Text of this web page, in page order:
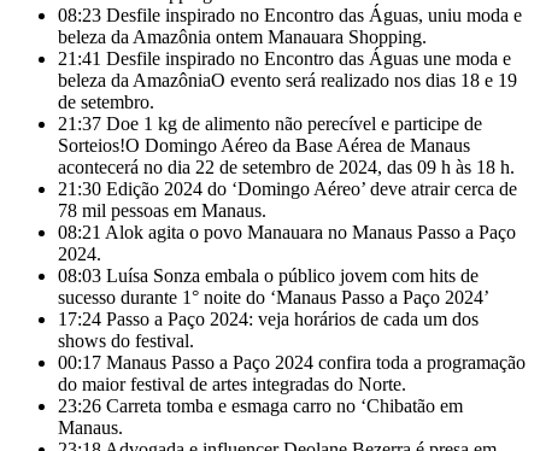
08:23 Desfile inspirado no Encontro das Águas, uniu moda e
beleza da Amazônia ontem Manauara Shopping.
21:41 Desfile inspirado no Encontro das Águas une moda e
beleza da AmazôniaO evento será realizado nos dias 18 e 19
de setembro.
21:37 Doe 1 kg de alimento não perecível e participe de
Sorteios!​O Domingo Aéreo da Base Aérea de Manaus
acontecerá no dia 22 de setembro de 2024, das 09 h às 18 h.
21:30 Edição 2024 do ‘Domingo Aéreo’ deve atrair cerca de
78 mil pessoas em Manaus.
08:21 Alok agita o povo Manauara no Manaus Passo a Paço
2024.
08:03 Luísa Sonza embala o público jovem com hits de
sucesso durante 1° noite do ‘Manaus Passo a Paço 2024’
17:24 Passo a Paço 2024: veja horários de cada um dos
shows do festival.
00:17 Manaus Passo a Paço 2024 confira toda a programação
do maior festival de artes integradas do Norte.
23:26 Carreta tomba e esmaga carro no ‘Chibatão em
Manaus.